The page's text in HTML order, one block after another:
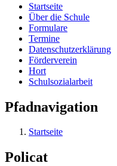
Startseite
Über die Schule
Formulare
Termine
Datenschutzerklärung
Förderverein
Hort
Schulsozialarbeit
Pfadnavigation
Startseite
Policat